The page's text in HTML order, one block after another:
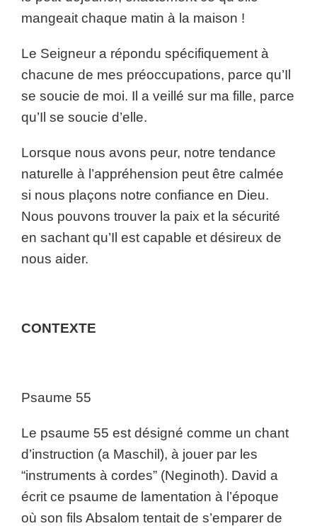
mangeait chaque matin à la maison !
Le Seigneur a répondu spécifiquement à
chacune de mes préoccupations, parce qu’Il
se soucie de moi. Il a veillé sur ma fille, parce
qu’Il se soucie d’elle.
Lorsque nous avons peur, notre tendance
naturelle à l’appréhension peut être calmée
si nous plaçons notre confiance en Dieu.
Nous pouvons trouver la paix et la sécurité
en sachant qu’Il est capable et désireux de
nous aider.
CONTEXTE
Psaume 55
Le psaume 55 est désigné comme un chant
d’instruction (a Maschil), à jouer par les
“instruments à cordes” (Neginoth). David a
écrit ce psaume de lamentation à l’époque
où son fils Absalom tentait de s’emparer de